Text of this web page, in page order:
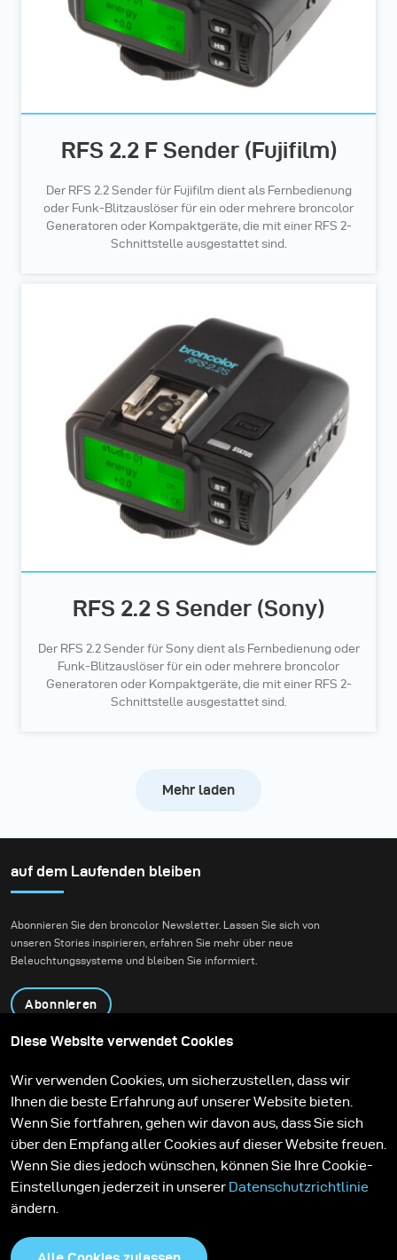
RFS 2.2 F Sender (Fujifilm)
Der RFS 2.2 Sender für Fujifilm dient als Fernbedienung
oder Funk-Blitzauslöser für ein oder mehrere broncolor
Generatoren oder Kompaktgeräte, die mit einer RFS 2-
Schnittstelle ausgestattet sind.
RFS 2.2 S Sender (Sony)
Der RFS 2.2 Sender für Sony dient als Fernbedienung oder
Funk-Blitzauslöser für ein oder mehrere broncolor
Generatoren oder Kompaktgeräte, die mit einer RFS 2-
Schnittstelle ausgestattet sind.
Mehr laden
auf dem Laufenden bleiben
Abonnieren Sie den broncolor Newsletter. Lassen Sie sich von
unseren Stories inspirieren, erfahren Sie mehr über neue
Beleuchtungssysteme und bleiben Sie informiert.
Abonnieren
Kontakt
Technologien
Contribute to our blog
Lernen
Support
Karriere
Media Center
Diese Website verwendet Cookies
Wir verwenden Cookies, um sicherzustellen, dass wir
Ihnen die beste Erfahrung auf unserer Website bieten.
Wenn Sie fortfahren, gehen wir davon aus, dass Sie sich
über den Empfang aller Cookies auf dieser Website freuen.
Wenn Sie dies jedoch wünschen, können Sie Ihre Cookie-
Einstellungen jederzeit in unserer Datenschutzrichtlinie
ändern.